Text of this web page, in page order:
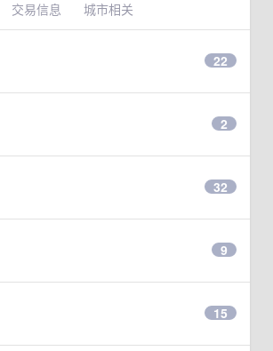
交易信息 城市相关
22
2
32
9
15